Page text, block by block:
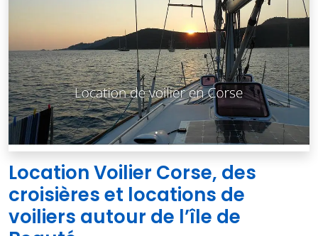
Location Voilier Corse, des
croisières et locations de
voiliers autour de l’île de